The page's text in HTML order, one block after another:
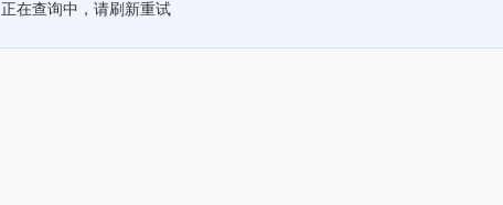
正在查询中，请刷新重试